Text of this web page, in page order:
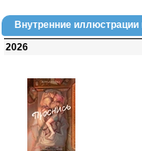
Внутренние иллюстрации
2026